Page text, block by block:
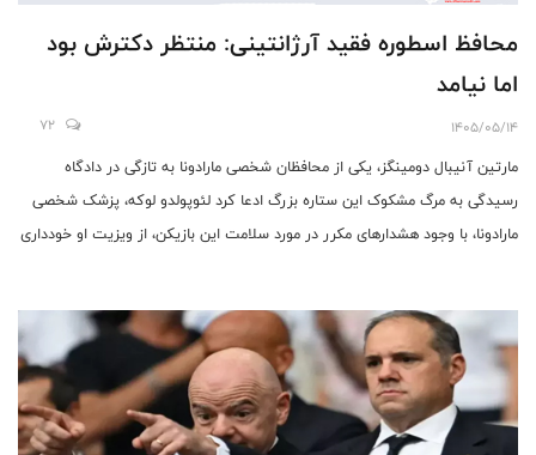
محافظ اسطوره فقید آرژانتینی: منتظر دکترش بود
اما نیامد
1405/05/14
72
مارتین آنیبال دومینگز، یکی از محافظان شخصی مارادونا به تازگی در دادگاه
رسیدگی به مرگ مشکوک این ستاره بزرگ ادعا کرد لئوپولدو لوکه، پزشک شخصی
مارادونا، با وجود هشدارهای مکرر در مورد سلامت این بازیکن، از ویزیت او خودداری